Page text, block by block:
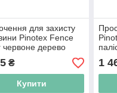
для захисту
Pinotex Fence
червоне дерево
₴
Купити
1